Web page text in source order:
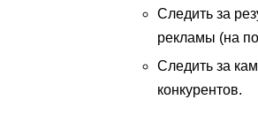
Следить за
рекламы (на
Следить за
конкурентов.